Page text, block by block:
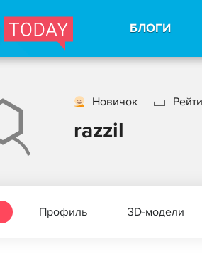
БЛОГИ
Новичок
razzil
Профиль 3D-модели